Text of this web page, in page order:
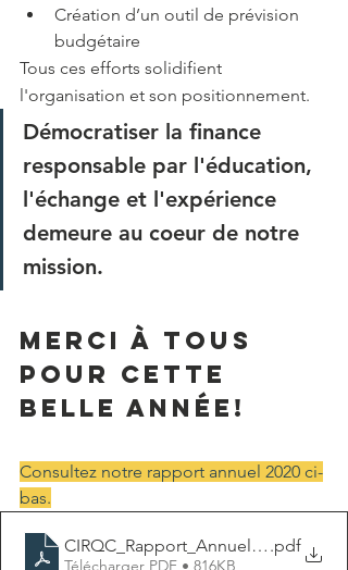
Création d’un outil de prévision
budgétaire
Tous ces efforts solidifient
l'organisation et son positionnement.
Démocratiser la finance
responsable par l'éducation,
l'échange et l'expérience
demeure au coeur de notre
mission.
Merci à tous
pour cette
belle année!
Consultez notre rapport annuel 2020 ci-
bas.
.pdf
Télécharger PDF • 816KB